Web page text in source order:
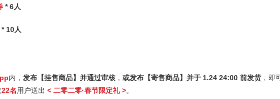
* 6人
* 10人
内， 发布【挂售商品】并通过审核 ， 或发布【寄售商品】并于 1.24 24:00 前发货，即
22名用户送出 < 二零二零·春节限定礼 >。